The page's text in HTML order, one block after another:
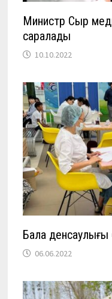
Министр Сыр
саралады
10.10.2022
Бала денсаулығы
06.06.2022